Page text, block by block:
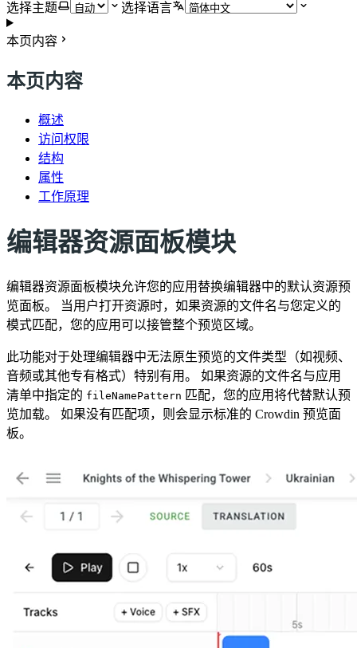
选择主题
选择语言
本页内容
本页内容
概述
访问权限
结构
属性
工作原理
编辑器资源面板模块
编辑器资源面板模块允许您的应用替换编辑器中的默认资源预
览面板。 当用户打开资源时，如果资源的文件名与您定义的
模式匹配，您的应用可以接管整个预览区域。
此功能对于处理编辑器中无法原生预览的文件类型（如视频、
音频或其他专有格式）特别有用。 如果资源的文件名与应用
清单中指定的 fileNamePattern 匹配，您的应用将代替默认预
览加载。 如果没有匹配项，则会显示标准的 Crowdin 预览面
板。